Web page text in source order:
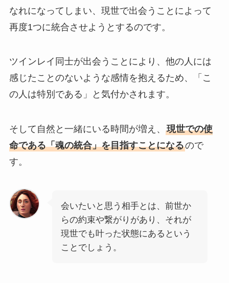
なれになってしまい、現世で出会うことによって
再度1つに統合させようとするのです。
ツインレイ同士が出会うことにより、他の人には
感じたことのないような感情を抱えるため、「こ
の人は特別である」と気付かされます。
そして自然と一緒にいる時間が増え、 現世での使
命である「魂の統合」を目指すことになるので
す。
会いたいと思う相手とは、前世か
らの約束や繋がりがあり、それが
現世でも叶った状態にあるという
ことでしょう。